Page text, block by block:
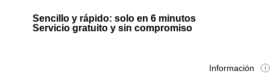
Sencillo y rápido: solo en 6 minutos
Servicio gratuito y sin compromiso
Información